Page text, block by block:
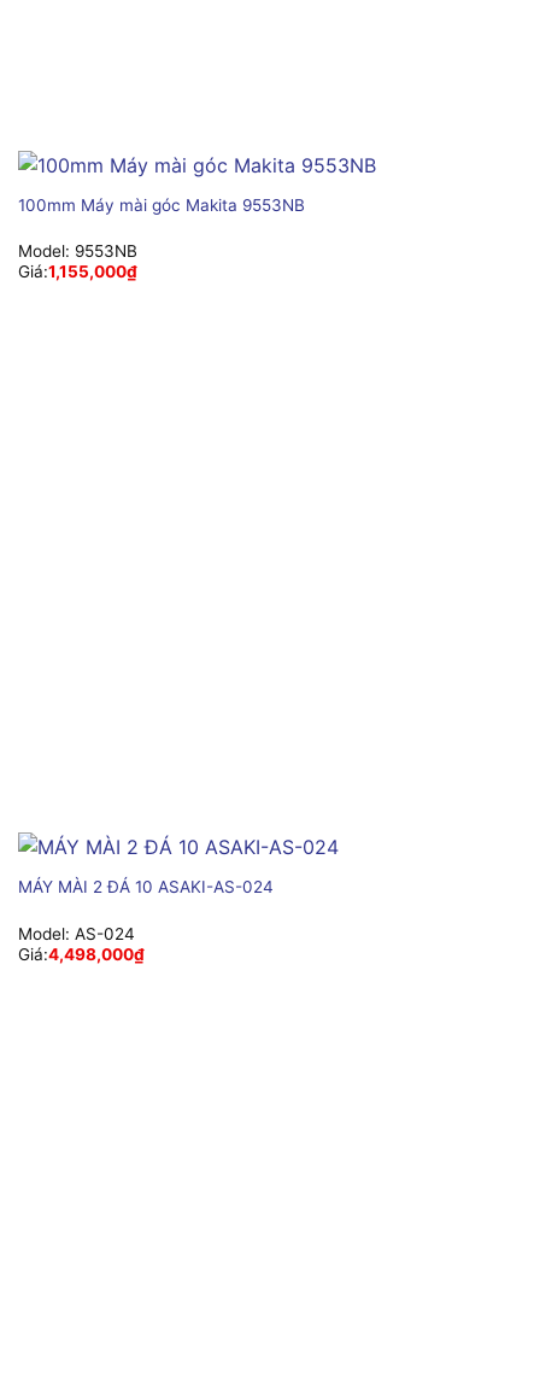
100mm Máy mài góc Makita 9553NB
Model: 9553NB
Giá:1,155,000₫
MÁY MÀI 2 ĐÁ 10 ASAKI-AS-024
Model: AS-024
Giá:4,498,000₫